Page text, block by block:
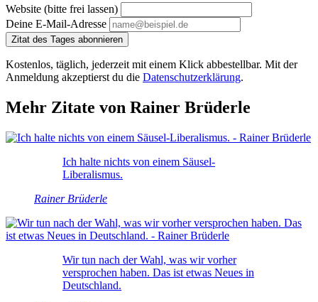
Website (bitte frei lassen)
Deine E-Mail-Adresse
Zitat des Tages abonnieren
Kostenlos, täglich, jederzeit mit einem Klick abbestellbar. Mit der
Anmeldung akzeptierst du die Datenschutzerklärung.
Mehr Zitate von Rainer Brüderle
Ich halte nichts von einem Säusel-
Liberalismus.
Rainer Brüderle
Wir tun nach der Wahl, was wir vorher
versprochen haben. Das ist etwas Neues in
Deutschland.